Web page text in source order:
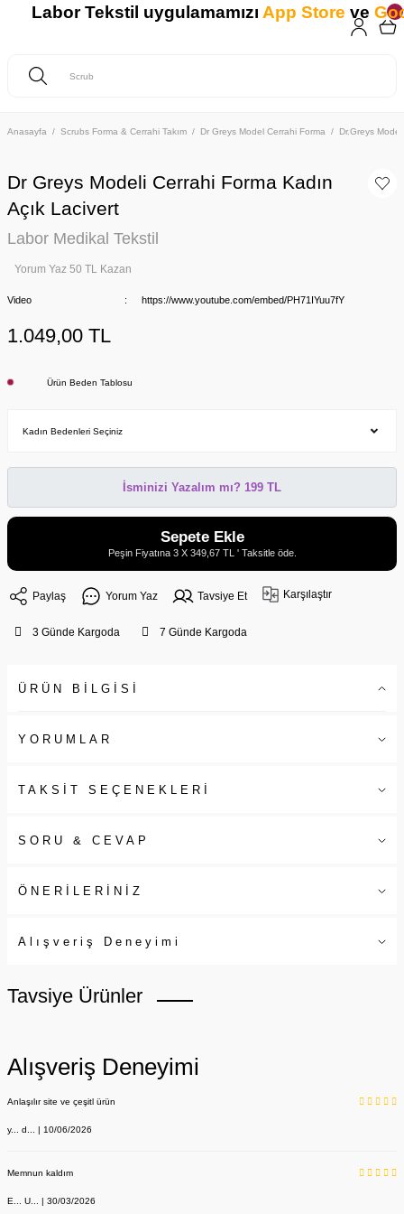
Anasayfa Scrubs Forma & Cerrahi Takım Dr Greys Model Cerrahi Forma Dr.Greys
Dr Greys Modeli Cerrahi Forma Kadın
Açık Lacivert
Labor Medikal Tekstil
Yorum Yaz 50 TL Kazan
Video https://www.youtube.com/embed/PH71IYuu7fY
1.049,00 TL
Ürün Beden Tablosu
İsminizi Yazalım mı? 199 TL
Sepete Ekle
Peşin Fiyatına 3 X 349,67 TL ' Taksitle öde.
Paylaş Yorum Yaz Tavsiye Et Karşılaştır
3 Günde Kargoda 7 Günde Kargoda
ÜRÜN BİLGİSİ
YORUMLAR
TAKSİT SEÇENEKLERİ
SORU & CEVAP
ÖNERİLERİNİZ
Alışveriş Deneyimi
Tavsiye Ürünler
Alışveriş Deneyimi
Anlaşılır site ve çeşitl ürün
y... d... | 10/06/2026
Memnun kaldım
E... U... | 30/03/2026
Labor Tekstil uygulamamızıApp Storeve